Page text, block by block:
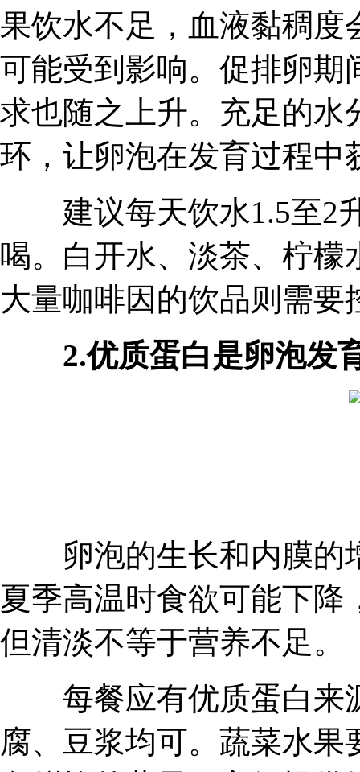
果饮水不足，血液黏稠度
可能受到影响。促排卵期
求也随之上升。充足的水
环，让卵泡在发育过程中
建议每天饮水1.5至2
喝。白开水、淡茶、柠檬
大量咖啡因的饮品则需要
2.优质蛋白是卵泡发
卵泡的生长和内膜的
夏季高温时食欲可能下
但清淡不等于营养不足。
每餐应有优质蛋白来
腐、豆浆均可。蔬菜水